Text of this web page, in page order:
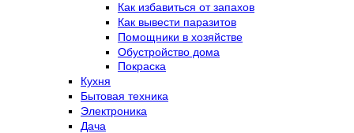
Как избавиться от запахов
Как вывести паразитов
Помощники в хозяйстве
Обустройство дома
Покраска
Кухня
Бытовая техника
Электроника
Дача